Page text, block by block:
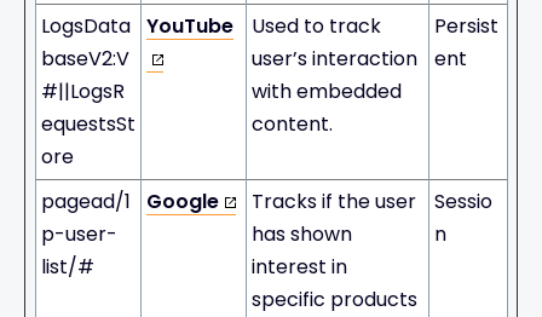
LogsData
baseV2:V
#||LogsR
equestsSt
ore
YouTube
Used to track
user’s interaction
with embedded
content.
Persist
ent
pagead/1
p-user-
list/#
Google
Tracks if the user
has shown
interest in
specific products
Sessio
n